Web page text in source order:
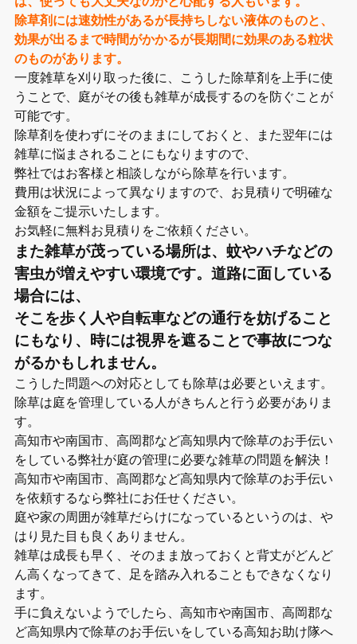
除草剤には速効性があるが長持ちしない液体のものと、
効果が出るまで時間がかかるが長期間に効果のある粒状
のものがあります。
一度雑草を刈り取った後に、こうした除草剤を上手に使
うことで、庭がその後も雑草が成長するのを防ぐことが
可能です。
除草剤を使わずにそのままにしておくと、また翌年には
雑草に悩まされることにもなりますので、
弊社ではお客様と相談しながら除草を行います。
費用は状況によって異なりますので、お見積りで明確な
金額をご提示いたします。
お気軽に無料お見積りをご依頼ください。
また雑草が茂っている場所は、蚊やハチなどの
害虫が増えやすい環境です。道路に面している
場合には、
そこを歩く人や自転車などの通行を妨げること
にもなり、時には視界を遮ることで事故につな
がるかもしれません。
こうした問題への対応としても除草は必要といえます。
除草は庭を管理している人がきちんと行う必要がありま
す。
高知市や南国市、高岡郡など高知県内で除草のお手伝い
をしている弊社が庭の管理に必要な雑草の問題を解決！
高知市や南国市、高岡郡など高知県内で除草のお手伝い
を依頼するなら弊社にお任せください。
庭や家の周囲が雑草だらけになっているというのは、や
はり見た目も良くありません。
雑草は成長も早く、そのまま放っておくと背丈がどんど
ん高くなってきて、足を踏み入れることもできなくなり
ます。
手に負えないようでしたら、高知市や南国市、高岡郡な
ど高知県内で除草のお手伝いをしている高知お助け隊へ